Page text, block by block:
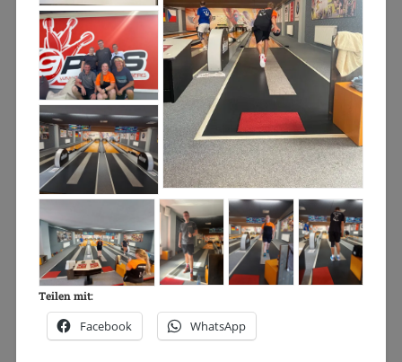
Teilen mit:
Facebook WhatsApp